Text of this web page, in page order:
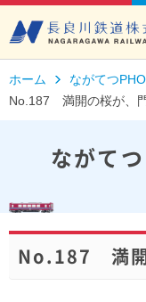
ホーム
ながてつ
No.187 満開の桜が、門
ながて
No.187 満開